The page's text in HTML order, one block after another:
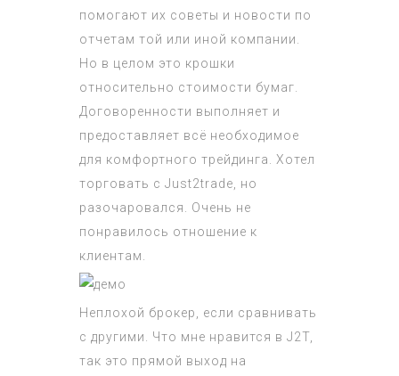
помогают их советы и новости по
отчетам той или иной компании.
Но в целом это крошки
относительно стоимости бумаг.
Договоренности выполняет и
предоставляет всё необходимое
для комфортного трейдинга. Хотел
торговать с Just2trade, но
разочаровался. Очень не
понравилось отношение к
клиентам.
Неплохой брокер, если сравнивать
с другими. Что мне нравится в J2T,
так это прямой выход на